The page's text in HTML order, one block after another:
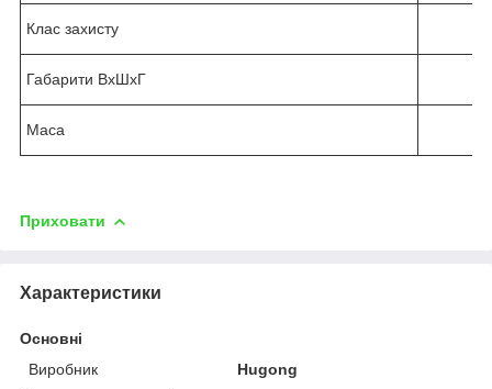
Клас захисту
Габарити ВхШхГ
Маса
Приховати
Характеристики
Основні
Виробник
Hugong